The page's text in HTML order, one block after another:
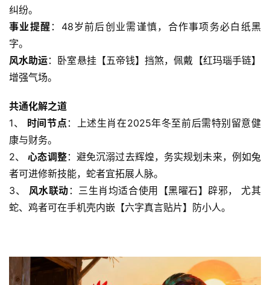
纠纷。
事业提醒 ：48岁前后创业需谨慎，合作事项务必白纸黑
字。
风水助运：卧室悬挂【五帝钱】挡煞，佩戴【红玛瑙手链】
增强气场。
共通化解之道
1、 时间节点 ：上述生肖在2025年冬至前后需特别留意健
康与财务。
2、 心态调整：避免沉溺过去辉煌，务实规划未来，例如兔
者可进修新技能，蛇者宜拓展人脉。
3、 风水联动 ：三生肖均适合使用【黑曜石】辟邪， 尤其
蛇、鸡者可在手机壳内嵌【六字真言贴片】防小人。